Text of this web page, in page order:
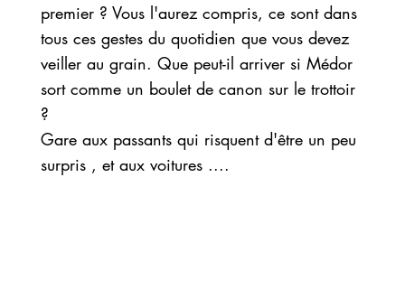
premier ? Vous l'aurez compris, ce sont dans
tous ces gestes du quotidien que vous devez
veiller au grain. Que peut-il arriver si Médor
sort comme un boulet de canon sur le trottoir
?
Gare aux passants qui risquent d'être un peu
surpris , et aux voitures ....